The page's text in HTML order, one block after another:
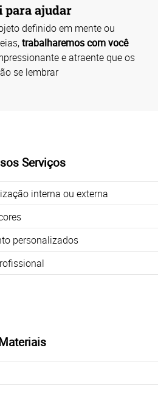
para ajudar
definido em mente ou
trabalharemos com você
e atraente que os
se lembrar
Serviços
interna ou externa
personalizados